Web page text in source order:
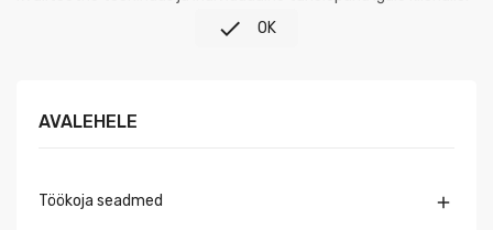
 OK
AVALEHELE
Töökoja seadmed 